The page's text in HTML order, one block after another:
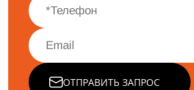
ОТПРАВИТЬ ЗАПРОС